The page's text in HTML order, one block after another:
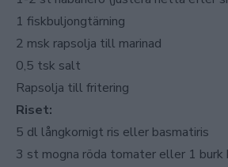
1 fiskbuljongtärning
2 msk rapsolja till marinad
0,5 tsk salt
Rapsolja till fritering
Riset:
5 dl långkornigt ris eller basmatiris
3 st mogna röda tomater eller 1 burk